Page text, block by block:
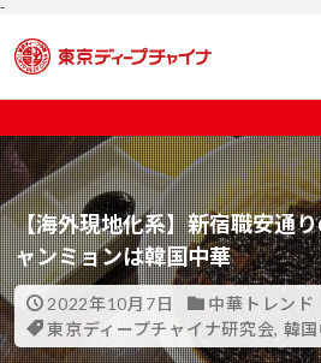
-
初めての方、本気ガチ中華
【海外現地化系】新宿職安通
ャンミョンは韓国中華
2022年10月7日
中華トレンド
東京ディープチャイナ研究会, 韓